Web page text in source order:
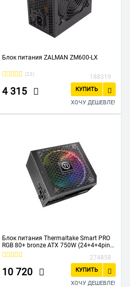
Блок питания ZALMAN ZM600-LX
(23) 188319
4 315
КУПИТЬ
ХОЧУ ДЕШЕВЛЕ!
Блок питания Thermaltake Smart PRO
RGB 80+ bronze ATX 750W (24+4+4pin)
APFC 140mm fan color LED 9xSata Cab
Manag RTL
274858
10 720
КУПИТЬ
ХОЧУ ДЕШЕВЛЕ!